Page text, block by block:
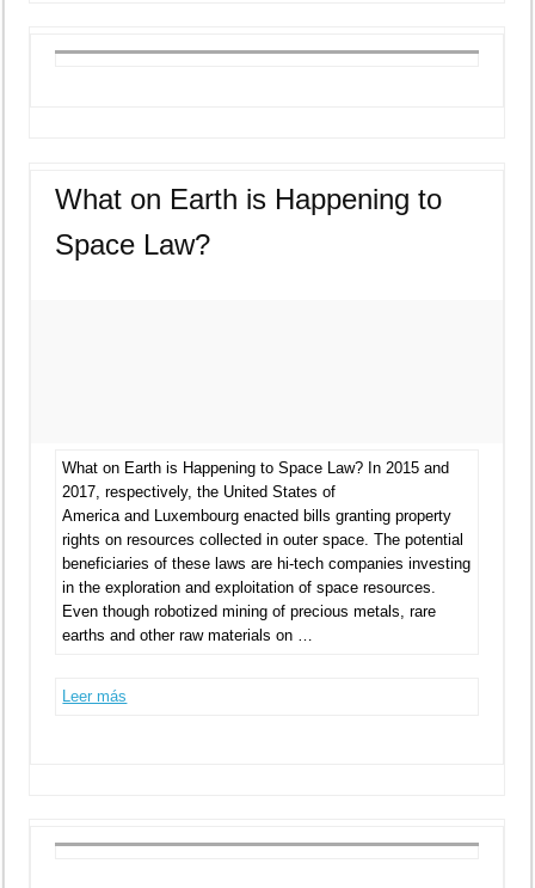
What on Earth is Happening to
Space Law?
What on Earth is Happening to Space Law? In 2015 and
2017, respectively, the United States of
America and Luxembourg enacted bills granting property
rights on resources collected in outer space. The potential
beneficiaries of these laws are hi-tech companies investing
in the exploration and exploitation of space resources.
Even though robotized mining of precious metals, rare
earths and other raw materials on …
Leer más